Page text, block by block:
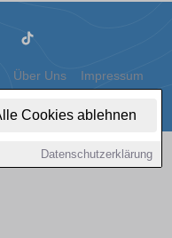
Cookies ablehnen
Datenschutzerklärung
Über Uns Impressum
| Content by: 1a-sites-autos